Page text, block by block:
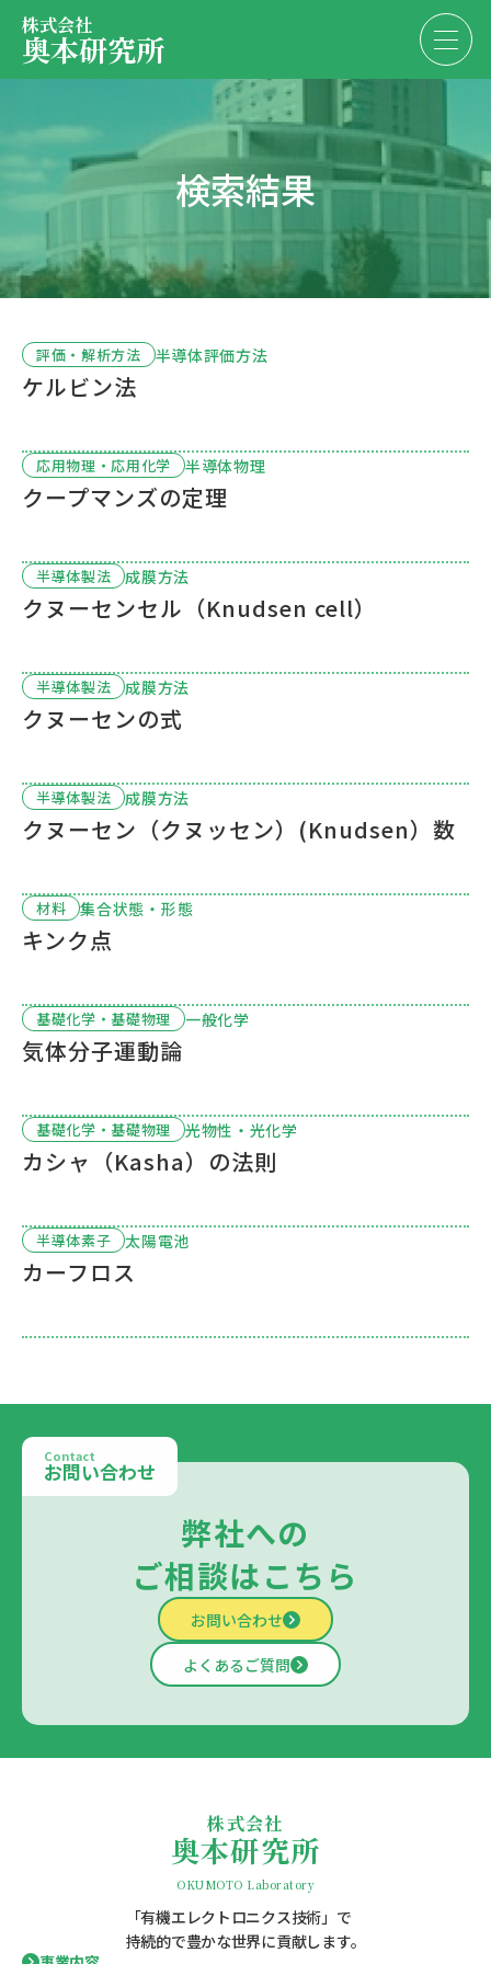
株式会社
奥本研究所
会社・決算情報
代表紹介
お問い合わせ
EN JP
お問い合わせ
検索結果
評価・解析方法 半導体評価方法
ケルビン法
応用物理・応用化学 半導体物理
クープマンズの定理
半導体製法 成膜方法
クヌーセンセル（Knudsen cell）
半導体製法 成膜方法
クヌーセンの式
半導体製法 成膜方法
クヌーセン（クヌッセン）(Knudsen）数
材料 集合状態・形態
キンク点
基礎化学・基礎物理 一般化学
気体分子運動論
基礎化学・基礎物理 光物性・光化学
カシャ（Kasha）の法則
半導体素子 太陽電池
カーフロス
Contact
お問い合わせ
弊社への
ご相談はこちら
お問い合わせ
よくあるご質問
株式会社
奥本研究所
OKUMOTO Laboratory
「有機エレクトロニクス技術」で
持続的で豊かな世界に貢献します。